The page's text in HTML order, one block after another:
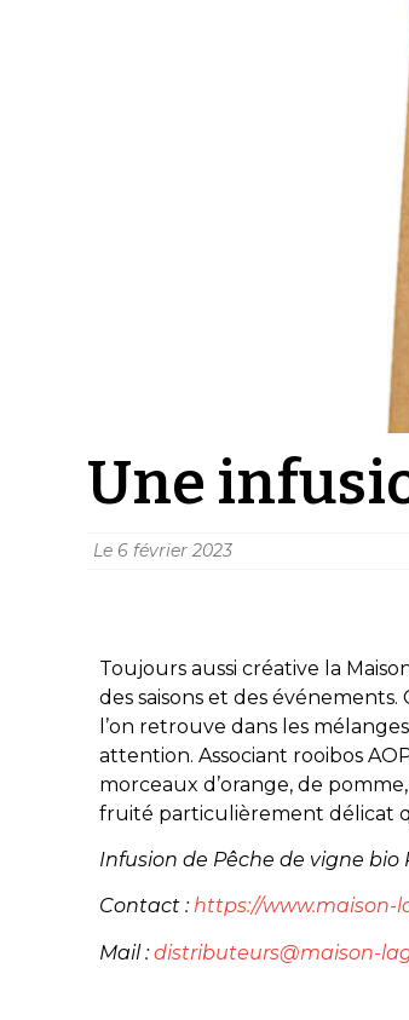
Une
Le 6 février 2023
Toujours aussi créative la
des saisons et des
l’on retrouve dans les
attention. Associant rooibos
morceaux d’orange, de
fruité particulièrement délicat
Infusion de Pêche de vigne bio
Contact :https://www.maison-
Mail :distributeurs@maison-